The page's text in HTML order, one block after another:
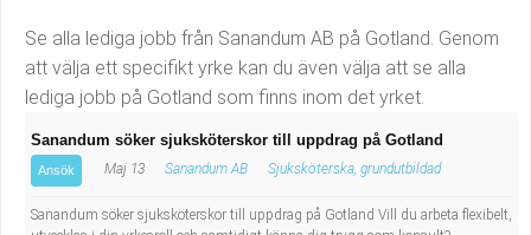
Data/IT
Försäljning, inköp, marknadsföring
Hantverksyrken
Hotell, restaurang, storhushåll
Lärare i förskola/Förskollärare
Lagerarbetare
Bussförare/Busschaufför
Elevassistent
Se alla lediga jobb från Sanandum AB på Gotland. Genom
att välja ett specifikt yrke kan du även välja att se alla
lediga jobb på Gotland som finns inom det yrket.
Sanandum söker sjuksköterskor till uppdrag på Gotland
Ansök Maj 13 Sanandum AB Sjuksköterska, grundutbildad
Sanandum söker sjuksköterskor till uppdrag på Gotland Vill du arbeta flexibelt,